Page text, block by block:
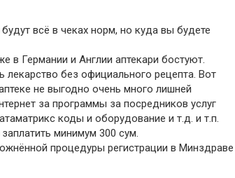
всё в чеках норм, но куда вы будете
в Германии и Англии аптекари бостуют.
без официального рецепта. Вот
не выгодно очень много лишней
за программы за посредников услуг
коды и оборудование и т.д. и т.п.
минимум 300 сум.
процедуры регистрации в Минздраве